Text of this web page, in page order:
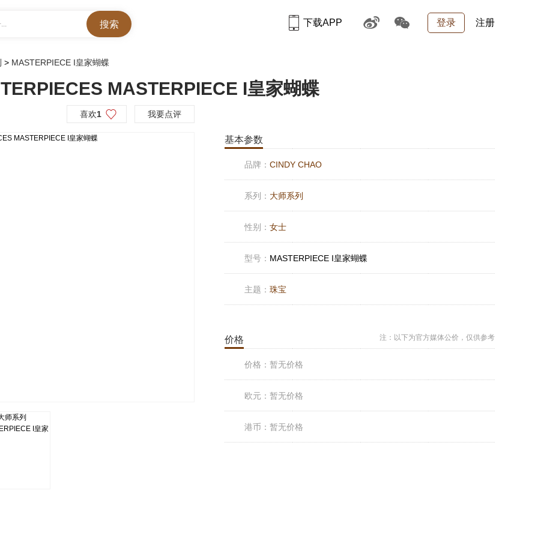
登录 注册
下载APP
> MASTERPIECE I皇家蝴蝶
MASTERPIECE I皇家蝴蝶
喜欢1 我要点评
基本参数
品牌： CINDY CHAO
系列： 大师系列
性别： 女士
型号： MASTERPIECE I皇家蝴蝶
主题： 珠宝
价格 注：以下为官方媒体公价，仅供参考
价格： 暂无价格
欧元： 暂无价格
港币： 暂无价格